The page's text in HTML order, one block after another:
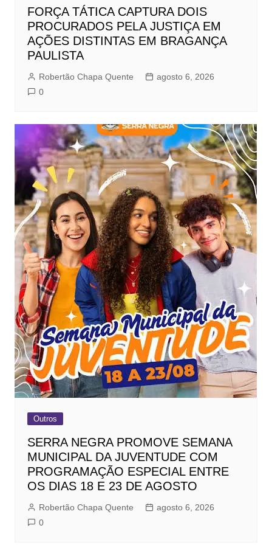
FORÇA TÁTICA CAPTURA DOIS
PROCURADOS PELA JUSTIÇA EM
AÇÕES DISTINTAS EM BRAGANÇA
PAULISTA
Robertão Chapa Quente
agosto 6, 2026
0
Outros
SERRA NEGRA PROMOVE SEMANA
MUNICIPAL DA JUVENTUDE COM
PROGRAMAÇÃO ESPECIAL ENTRE
OS DIAS 18 E 23 DE AGOSTO
Robertão Chapa Quente
agosto 6, 2026
0